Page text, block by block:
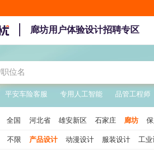
廊坊用户体验设计招聘专区
平安车险客服 专用人工智能 品管工程师
全国 河北省 雄安新区 石家庄 廊坊
不限 产品设计 动漫设计 服装设计 工业